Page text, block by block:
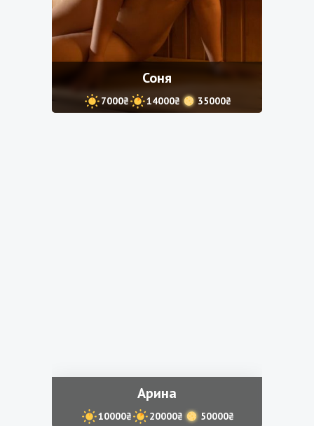
Соня
7000₴ 14000₴ 35000₴
Арина
10000₴ 20000₴ 50000₴